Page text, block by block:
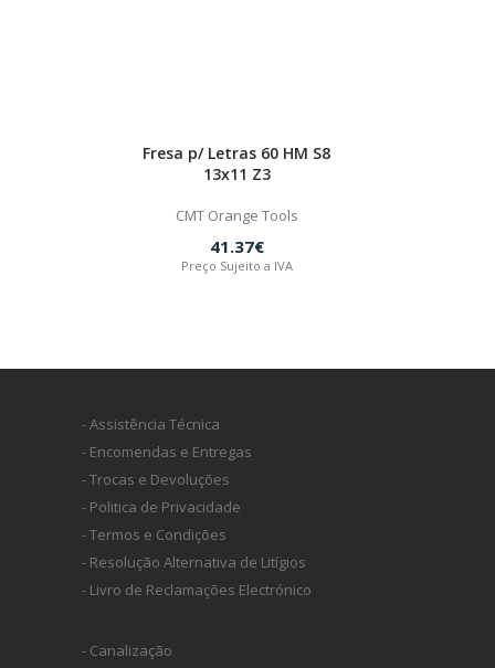
Fresa p/ Letras 60 HM S8
13x11 Z3
CMT Orange Tools
41.37€
Preço Sujeito a IVA
- Assistência Técnica
- Encomendas e Entregas
- Trocas e Devoluções
- Politica de Privacidade
- Termos e Condições
- Resolução Alternativa de Litígios
- Livro de Reclamações Electrónico
- Canalização